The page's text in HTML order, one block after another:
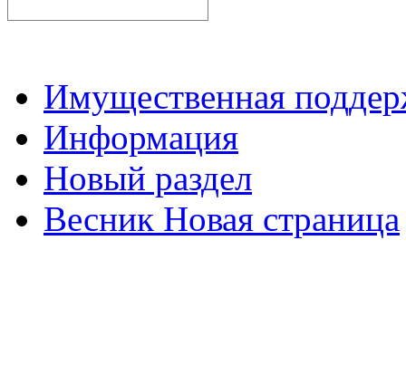
Имущественная
Информация
Новый раздел
Весник Новая страница